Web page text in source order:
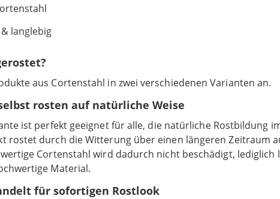
langlebig
aus Cortenstahl in zwei verschiedenen Varianten an.
rosten auf natürliche Weise
ist perfekt geeignet für alle, die natürliche Rostbildung
rostet durch die Witterung über einen längeren Zeitraum
Cortenstahl wird dadurch nicht beschädigt, lediglich
Material.
für sofortigen Rostlook